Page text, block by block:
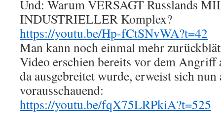
Und: Warum VERSAGT Russlands
INDUSTRIELLER Komplex?
https://youtu.be/Hp-fCtSNvWA?t=42
Man kann noch einmal mehr
Video erschien bereits vor dem Angriff
da ausgebreitet wurde, erweist sich nun
vorausschauend:
https://youtu.be/fqX75LRPkiA?t=525